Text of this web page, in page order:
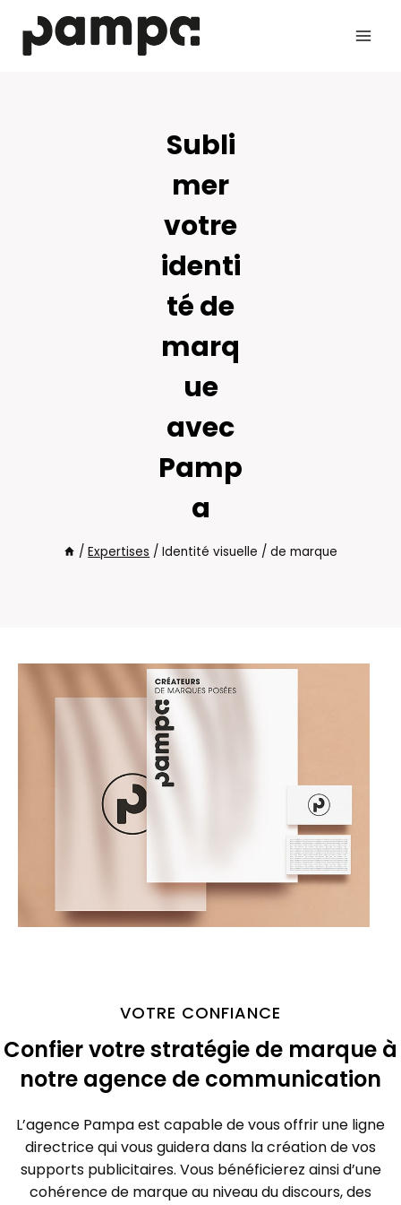
contenu
Subli
mer
votre
identi
té de
marq
ue
avec
Pamp
a
/ Expertises / Identité visuelle / de marque
VOTRE CONFIANCE
Confier votre stratégie de marque à
notre agence de communication
L’agence Pampa est capable de vous offrir une ligne
directrice qui vous guidera dans la création de vos
supports publicitaires. Vous bénéficierez ainsi d’une
cohérence de marque au niveau du discours, des